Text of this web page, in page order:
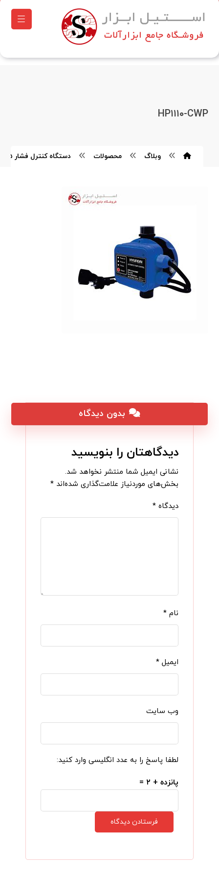
HP۱۱۱۰-CWP
وبلاگ محصولات دستگاه کنترل فشار ۱.۵ کیلو وات هیوندای مدل HP۱۱۱۰-CWP
بدون دیدگاه
دیدگاهتان را بنویسید
نشانی ایمیل شما منتشر نخواهد شد.
بخش‌های موردنیاز علامت‌گذاری شده‌اند*
دیدگاه*
نام*
ایمیل*
وب‌ سایت
لطفا پاسخ را به عدد انگلیسی وارد کنید:
پانزده + ۲ =